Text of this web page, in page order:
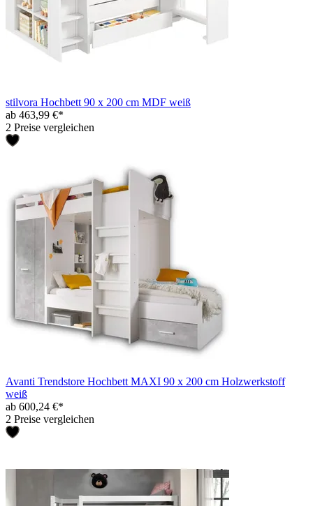
stilvora Hochbett 90 x 200 cm MDF weiß
ab 463,99 €*
2 Preise vergleichen
Avanti Trendstore Hochbett MAXI 90 x 200 cm Holzwerkstoff
weiß
ab 600,24 €*
2 Preise vergleichen